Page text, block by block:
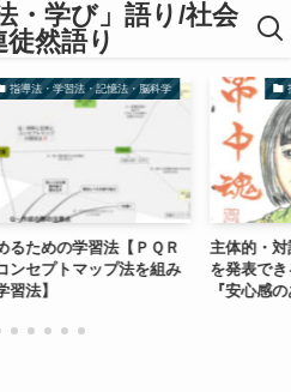
・学び」語り/社会
然語り
・学習法・記憶法・脳科学
の学習法【ＰＱＲ
プトマップ法を組み
】
指導法
主体的・対話的
を発表できる、
『安心感のある